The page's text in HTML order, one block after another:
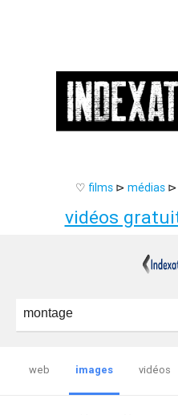
♡ films ⊳ médias ⊳
vidéos
web images vidéos